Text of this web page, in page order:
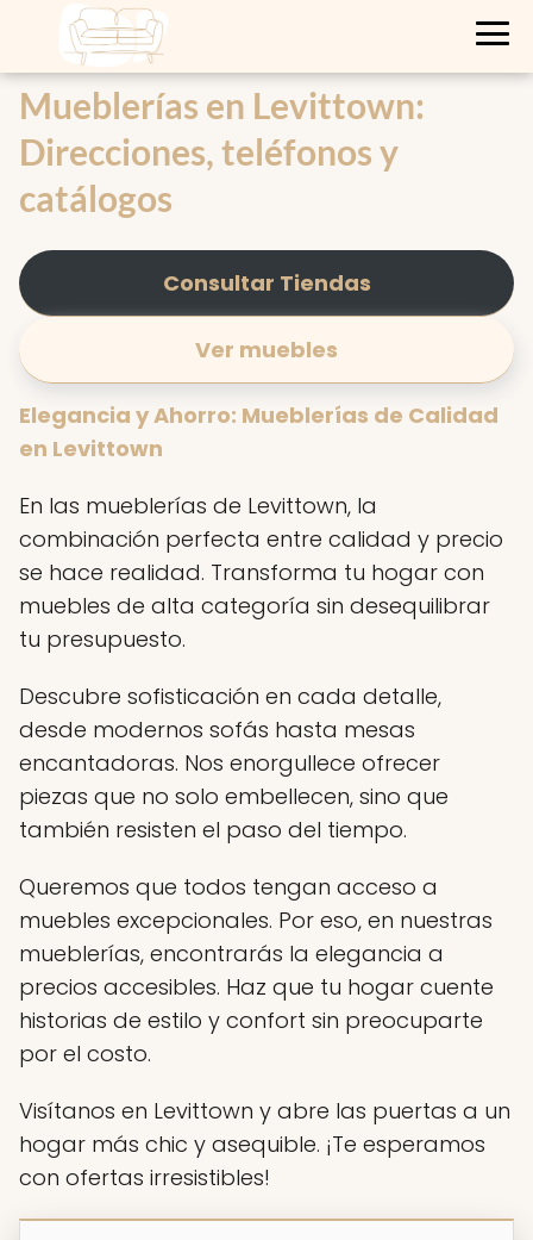
Mueblerías en Levittown:
Direcciones, teléfonos y
catálogos
Consultar Tiendas
Ver muebles
Elegancia y Ahorro: Mueblerías de Calidad
en Levittown
En las mueblerías de Levittown, la
combinación perfecta entre calidad y precio
se hace realidad. Transforma tu hogar con
muebles de alta categoría sin desequilibrar
tu presupuesto.
Descubre sofisticación en cada detalle,
desde modernos sofás hasta mesas
encantadoras. Nos enorgullece ofrecer
piezas que no solo embellecen, sino que
también resisten el paso del tiempo.
Queremos que todos tengan acceso a
muebles excepcionales. Por eso, en nuestras
mueblerías, encontrarás la elegancia a
precios accesibles. Haz que tu hogar cuente
historias de estilo y confort sin preocuparte
por el costo.
Visítanos en Levittown y abre las puertas a un
hogar más chic y asequible. ¡Te esperamos
con ofertas irresistibles!